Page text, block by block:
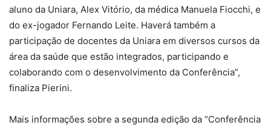
aluno da Uniara, Alex Vitório, da médica Manuela Fiocchi, e
do ex-jogador Fernando Leite. Haverá também a
participação de docentes da Uniara em diversos cursos da
área da saúde que estão integrados, participando e
colaborando com o desenvolvimento da Conferência”,
finaliza Pierini.
Mais informações sobre a segunda edição da “Conferência